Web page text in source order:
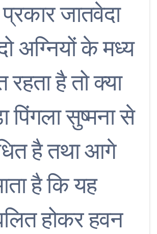
जातवेदा
अग्नियों के मध्य
रहता है तो क्या
पिंगला सुष्मना से
है तथा आगे
है कि यह
होकर हवन